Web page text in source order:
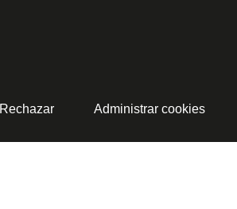
Rechazar Administrar cookies